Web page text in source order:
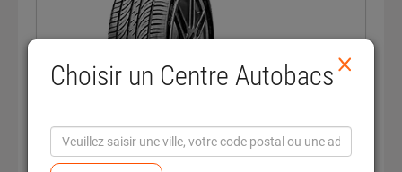
×
Choisir un Centre Autobacs
BUDGET